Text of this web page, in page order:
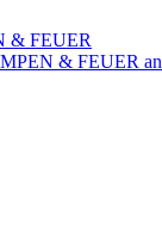
& FEUER
& FEUER